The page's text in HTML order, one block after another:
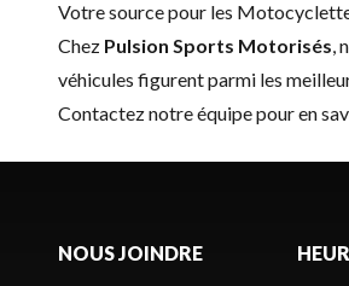
Votre source pour les
Chez Pulsion Sports Motorisés,
véhicules figurent parmi les
Contactez notre équipepour en
NOUS JOINDRE